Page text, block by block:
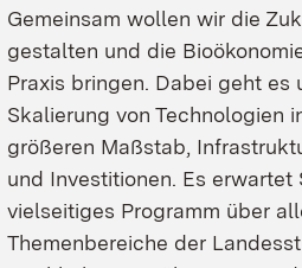
Gemeinsam wollen wir die
gestalten und die
Praxis bringen. Dabei geht es
Skalierung von Technologien
größeren Maßstab,
und Investitionen. Es erwartet
vielseitiges Programm über
Themenbereiche der